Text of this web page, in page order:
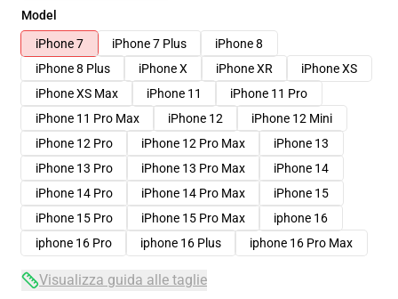
Model
iPhone 7
iPhone 7 Plus
iPhone 8
iPhone 8 Plus
iPhone X iPhone XR
iPhone XS
iPhone XS Max
iPhone 11
iPhone 11 Pro
iPhone 11 Pro Max
iPhone 12
iPhone 12 Mini
iPhone 12 Pro
iPhone 12 Pro Max
iPhone 13
iPhone 13 Pro
iPhone 13 Pro Max
iPhone 14
iPhone 14 Pro
iPhone 14 Pro Max
iPhone 15
iPhone 15 Pro
iPhone 15 Pro Max
iphone 16
iphone 16 Pro
iphone 16 Plus iphone 16 Pro Max
Visualizza guida alle taglie